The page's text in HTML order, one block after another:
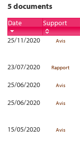
5 documents
Date Support
25/11/2020
Avis
23/07/2020
Rapport
25/06/2020
Avis
25/06/2020
Avis
15/05/2020
Avis